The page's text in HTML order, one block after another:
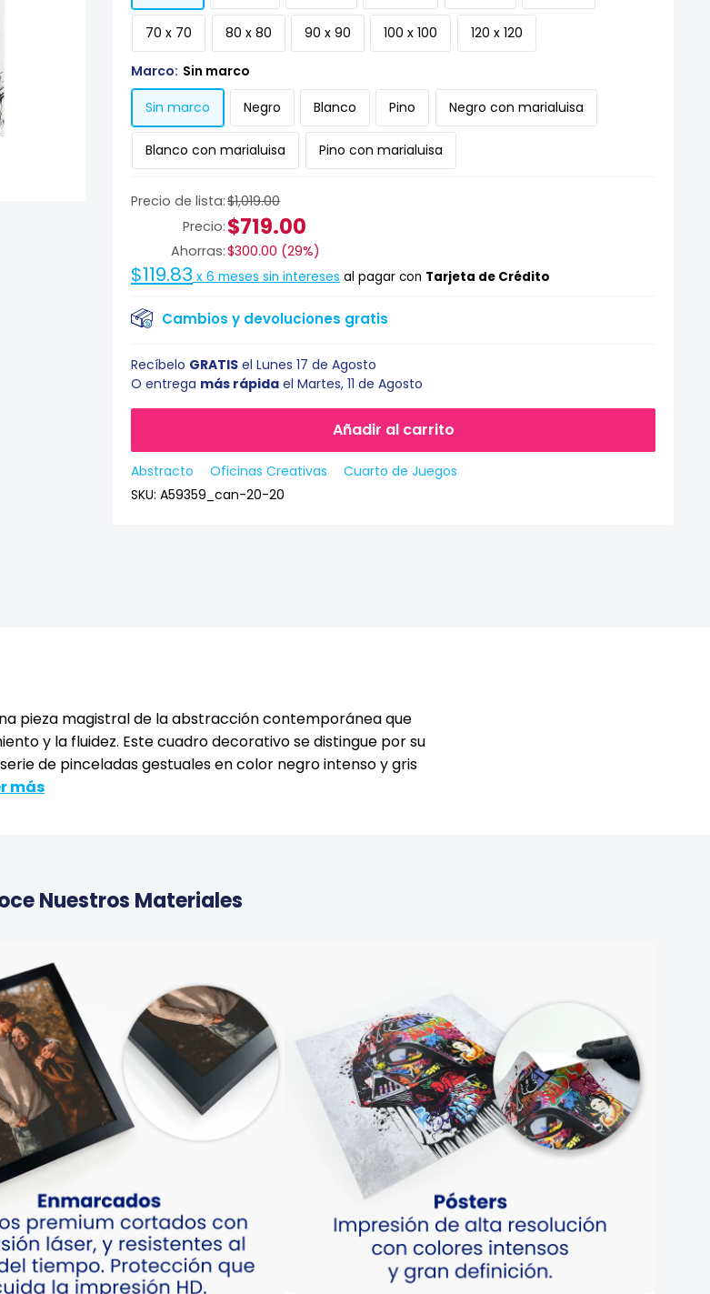
Precio de lista:$1,019.00
Precio: $719.00
Ahorras:$300.00 (29%)
$119.83 x 6 meses sin intereses al pagar con Tarjeta de Crédito
Cambios y devoluciones gratis
70 x 70 80 x 80 90 x 90 100 x 100 120 x 120
Marco: Sin marco
Sin marco Negro Blanco Pino Negro con marialuisa
Blanco con marialuisa Pino con marialuisa
Añadir al carrito
Recíbelo GRATIS el Lunes 17 de Agosto
O entrega más rápida el Martes, 11 de Agosto
Abstracto Oficinas Creativas
Cuarto de Juegos
SKU: A59359_can-20-20
pieza magistral de la abstracción contemporánea que
y la fluidez. Este cuadro decorativo se distingue por su
de pinceladas gestuales en color negro intenso y gris
más
Nuestros Materiales